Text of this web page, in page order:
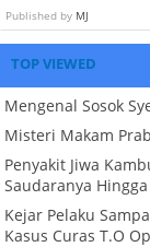
Published by MJ
TOP VIEWED
Mengenal Sosok
Misteri Makam
Penyakit Jiwa
Saudaranya
Kejar Pelaku
Kasus Curas T.O